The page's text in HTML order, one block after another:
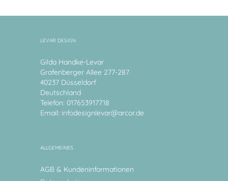
LEVAR DESIGN
Gilda Handke-Levar
Grafenberger Allee 277-287
40237 Düsseldorf
Deutschland
Telefon: 017653917718
Email: infodesignlevar@arcor.de
ALLGEMEINES
AGB & Kundeninformationen